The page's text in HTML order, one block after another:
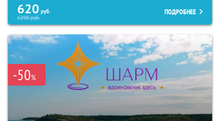
620 руб.
6290руб.
ПОДРОБНЕЕ
-50%